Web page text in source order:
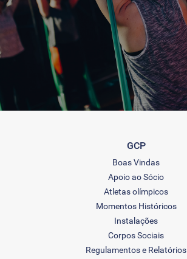
GCP
Boas Vindas
Apoio ao Sócio
Atletas olímpicos
Momentos Históricos
Instalações
Corpos Sociais
Regulamentos e Relatórios